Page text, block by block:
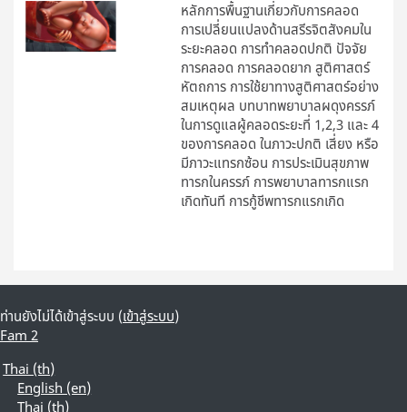
หลักการพื้นฐานเกี่ยวกับการคลอด
การเปลี่ยนแปลงด้านสรีรจิตสังคมใน
ระยะคลอด การทำคลอดปกติ ปัจจัย
การคลอด การคลอดยาก สูติศาสตร์
หัตถการ การใช้ยาทางสูติศาสตร์อย่าง
สมเหตุผล บทบาทพยาบาลผดุงครรภ์
ในการดูแลผู้คลอดระยะที่ 1,2,3 และ 4
ของการคลอด ในภาวะปกติ เสี่ยง หรือ
มีภาวะแทรกซ้อน การประเมินสุขภาพ
ทารกในครรภ์ การพยาบาลทารกแรก
เกิดทันที การกู้ชีพทารกแรกเกิด
ท่านยังไม่ได้เข้าสู่ระบบ (เข้าสู่ระบบ)
Fam 2
Thai ‎(th)‎
English ‎(en)‎
Thai ‎(th)‎